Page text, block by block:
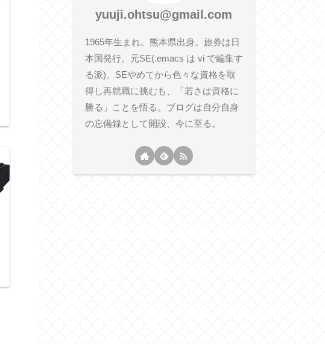
yuuji.ohtsu@gmail.com
1965年生まれ。熊本県出身。旅券は日
本国発行。元SE(.emacs は vi で編集す
る派)。SEやめてから色々な資格を取
得し再就職に挑むも、「若さは資格に
勝る」ことを悟る。ブログは自分自身
の忘備録として開設、今に至る。